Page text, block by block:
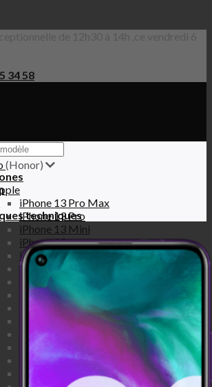
34 58
iPhone 13 Pro Max
iPhone 13 Pro
iPhone 13 Mini
iPhone 13
iPhone 12 Pro Max
iPhone 12 Pro
iPhone 12 Mini
iPhone 12
iPhone SE 2020
iPhone 11 Pro Max
iPhone 11 Pro
iPhone 11
iPhone XS Max
iPhone XS
(Honor)
techniques